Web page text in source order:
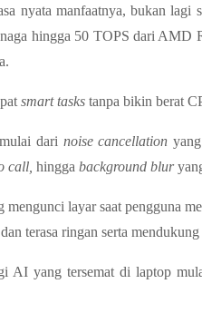
nyata manfaatnya, bukan lagi
hingga 50 TOPS dari AMD
smart tasks tanpa bikin berat
dari noise cancellation
call, hingga background blur
terasa ringan serta
AI yang tersemat di laptop